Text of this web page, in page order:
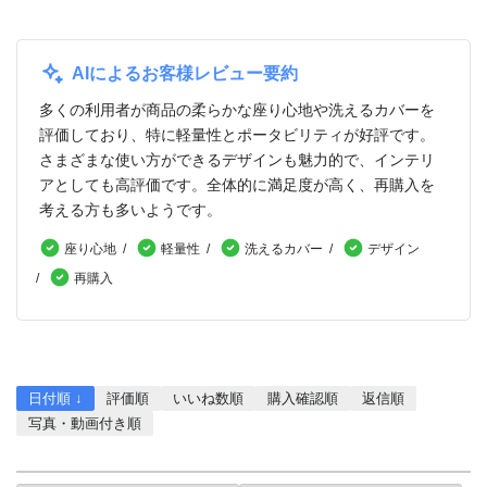
AIによるお客様レビュー要約
多くの利用者が商品の柔らかな座り心地や洗えるカバーを
評価しており、特に軽量性とポータビリティが好評です。
さまざまな使い方ができるデザインも魅力的で、インテリ
アとしても高評価です。全体的に満足度が高く、再購入を
考える方も多いようです。
座り心地 軽量性 洗えるカバー
デザイン
再購入
日付順 ↓ 評価順 いいね数順 購入確認順
返信順
写真・動画付き順